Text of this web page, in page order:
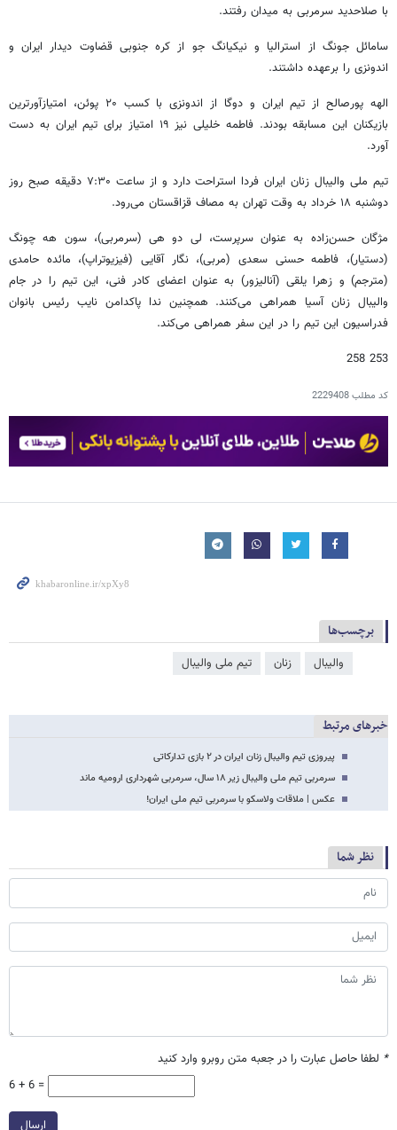
با صلاحدید سرمربی به میدان رفتند.
سامائل جونگ از استرالیا و نیکیانگ جو از کره جنوبی قضاوت دیدار ایران و
اندونزی را برعهده داشتند.
الهه پورصالح از تیم ایران و دوگا از اندونزی با کسب ۲۰ پوئن، امتیازآورترین
بازیکنان این مسابقه بودند. فاطمه خلیلی نیز ۱۹ امتیاز برای تیم ایران به دست
آورد.
تیم ملی والیبال زنان ایران فردا استراحت دارد و از ساعت ۷:۳۰ دقیقه صبح روز
دوشنبه ۱۸ خرداد به وقت تهران به مصاف قزاقستان می‌رود.
مژگان حسن‌زاده به عنوان سرپرست، لی دو هی (سرمربی)، سون هه چونگ
(دستیار)، فاطمه حسنی سعدی (مربی)، نگار آقایی (فیزیوتراپ)، مائده حامدی
(مترجم) و زهرا یلقی (آنالیزور) به عنوان اعضای کادر فنی، این تیم را در جام
والیبال زنان آسیا همراهی می‌کنند. همچنین ندا پاکدامن نایب رئیس بانوان
فدراسیون این تیم را در این سفر همراهی می‌کند.
253 258
کد مطلب2229408
برچسب‌ها
والیبال زنان تیم ملی والیبال
خبرهای مرتبط
پیروزی تیم والیبال زنان ایران در ۲ بازی تدارکاتی
سرمربی تیم ملی والیبال زیر ۱۸ سال، سرمربی شهرداری ارومیه ماند
عکس | ملاقات ولاسکو با سرمربی تیم ملی ایران!
نظر شما
* لطفا حاصل عبارت را در جعبه متن روبرو وارد کنید
6 + 6 =
ارسال